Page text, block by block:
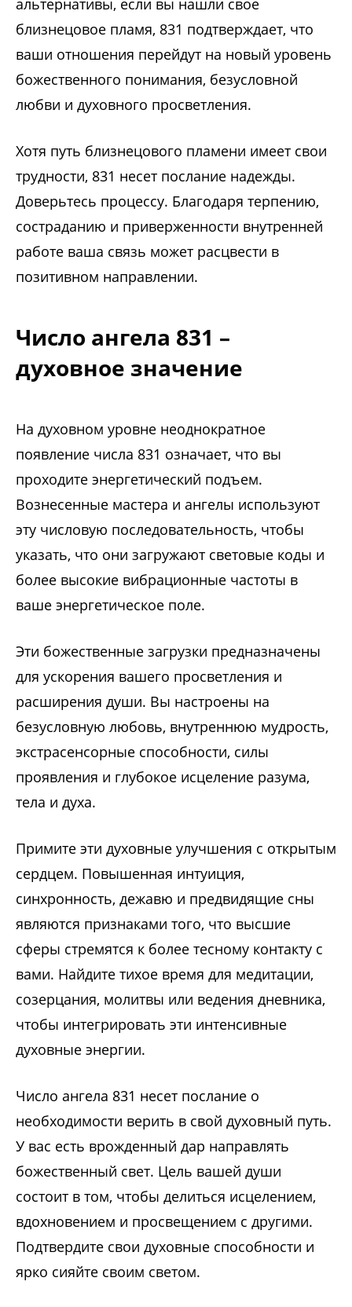
близнецовое пламя, 831 подтверждает, что
ваши отношения перейдут на новый уровень
божественного понимания, безусловной
любви и духовного просветления.
Хотя путь близнецового пламени имеет свои
трудности, 831 несет послание надежды.
Доверьтесь процессу. Благодаря терпению,
состраданию и приверженности внутренней
работе ваша связь может расцвести в
позитивном направлении.
Число ангела 831 –
духовное значение
На духовном уровне неоднократное
появление числа 831 означает, что вы
проходите энергетический подъем.
Вознесенные мастера и ангелы используют
эту числовую последовательность, чтобы
указать, что они загружают световые коды и
более высокие вибрационные частоты в
ваше энергетическое поле.
Эти божественные загрузки предназначены
для ускорения вашего просветления и
расширения души. Вы настроены на
безусловную любовь, внутреннюю мудрость,
экстрасенсорные способности, силы
проявления и глубокое исцеление разума,
тела и духа.
Примите эти духовные улучшения с открытым
сердцем. Повышенная интуиция,
синхронность, дежавю и предвидящие сны
являются признаками того, что высшие
сферы стремятся к более тесному контакту с
вами. Найдите тихое время для медитации,
созерцания, молитвы или ведения дневника,
чтобы интегрировать эти интенсивные
духовные энергии.
Число ангела 831 несет послание о
необходимости верить в свой духовный путь.
У вас есть врожденный дар направлять
божественный свет. Цель вашей души
состоит в том, чтобы делиться исцелением,
вдохновением и просвещением с другими.
Подтвердите свои духовные способности и
ярко сияйте своим светом.